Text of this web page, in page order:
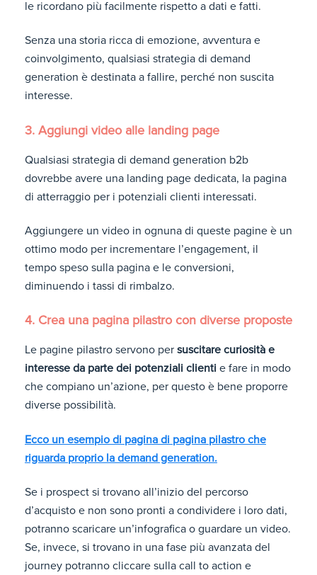
le ricordano più facilmente rispetto a dati e fatti.
Senza una storia ricca di emozione, avventura e
coinvolgimento, qualsiasi strategia di demand
generation è destinata a fallire, perché non suscita
interesse.
3. Aggiungi video alle landing page
Qualsiasi strategia di demand generation b2b
dovrebbe avere una landing page dedicata, la pagina
di atterraggio per i potenziali clienti interessati.
Aggiungere un video in ognuna di queste pagine è un
ottimo modo per incrementare l’engagement, il
tempo speso sulla pagina e le conversioni,
diminuendo i tassi di rimbalzo.
4. Crea una pagina pilastro con diverse proposte
Le pagine pilastro servono per suscitare curiosità e
interesse da parte dei potenziali clienti e fare in modo
che compiano un’azione, per questo è bene proporre
diverse possibilità.
Ecco un esempio di pagina di pagina pilastro che
riguarda proprio la demand generation.
Se i prospect si trovano all’inizio del percorso
d’acquisto e non sono pronti a condividere i loro dati,
potranno scaricare un’infografica o guardare un video.
Se, invece, si trovano in una fase più avanzata del
journey potranno cliccare sulla call to action e